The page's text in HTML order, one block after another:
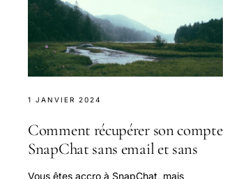
1 JANVIER 2024
Comment récupérer son compte
SnapChat sans email et sans
Vous êtes accro à SnapChat, mais